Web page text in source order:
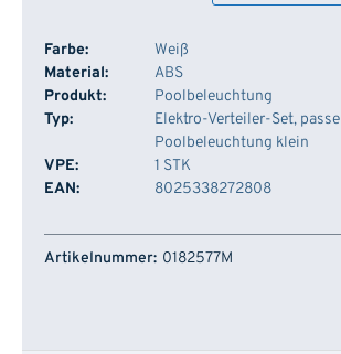
Farbe:
Weiß
Material:
ABS
Produkt:
Poolbeleuchtung
Typ:
Elektro-Verteiler-Set,
Poolbeleuchtung klein
VPE:
1 STK
EAN:
8025338272808
Artikelnummer Lager
0182577M